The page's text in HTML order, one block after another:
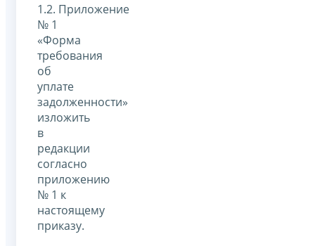
1.2. Приложение
№ 1
«Форма
требования
об
уплате
задолженности»
изложить
в
редакции
согласно
приложению
№ 1 к
настоящему
приказу.